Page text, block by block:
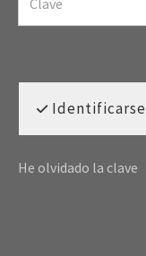
Identificarse
He olvidado la clave